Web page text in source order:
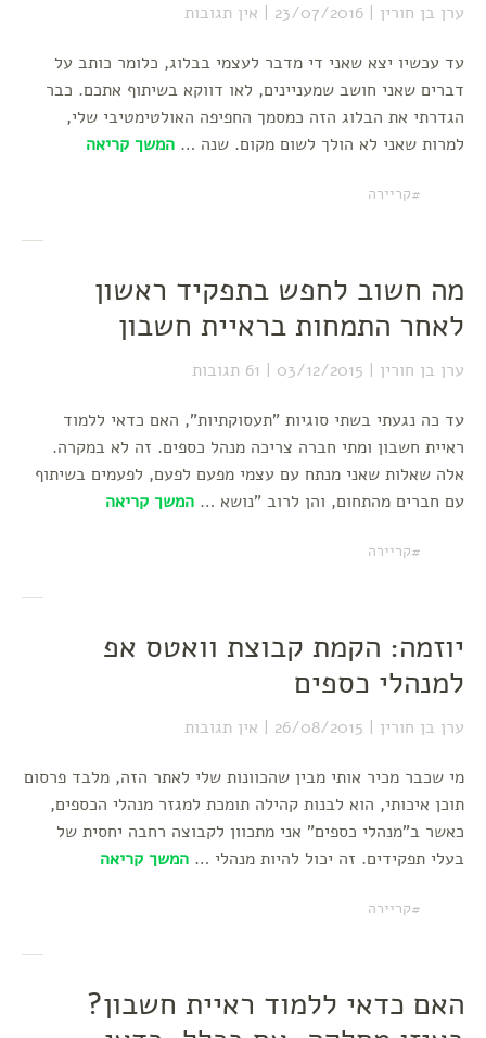
ערן בן חורין 23/07/2016 אין תגובות
עד עכשיו יצא שאני די מדבר לעצמי בבלוג, כלומר כותב על
דברים שאני חושב שמעניינים, לאו דווקא בשיתוף אתכם. כבר
הגדרתי את הבלוג הזה כמסמך החפיפה האולטימטיבי שלי,
למרות שאני לא הולך לשום מקום. שנה … המשך קריאה
קריירה
מה חשוב לחפש בתפקיד ראשון
לאחר התמחות בראיית חשבון
ערן בן חורין 03/12/2015 61 תגובות
עד כה נגעתי בשתי סוגיות "תעסוקתיות", האם כדאי ללמוד
ראיית חשבון ומתי חברה צריכה מנהל כספים. זה לא במקרה.
אלה שאלות שאני מנתח עם עצמי מפעם לפעם, לפעמים בשיתוף
עם חברים מהתחום, והן לרוב "נושא … המשך קריאה
קריירה
יוזמה: הקמת קבוצת וואטס אפ
למנהלי כספים
ערן בן חורין 26/08/2015 אין תגובות
מי שכבר מכיר אותי מבין שהכוונות שלי לאתר הזה, מלבד פרסום
תוכן איכותי, הוא לבנות קהילה תומכת למגזר מנהלי הכספים,
כאשר ב"מנהלי כספים" אני מתכוון לקבוצה רחבה יחסית של
בעלי תפקידים. זה יכול להיות מנהלי … המשך קריאה
קריירה
האם כדאי ללמוד ראיית חשבון?